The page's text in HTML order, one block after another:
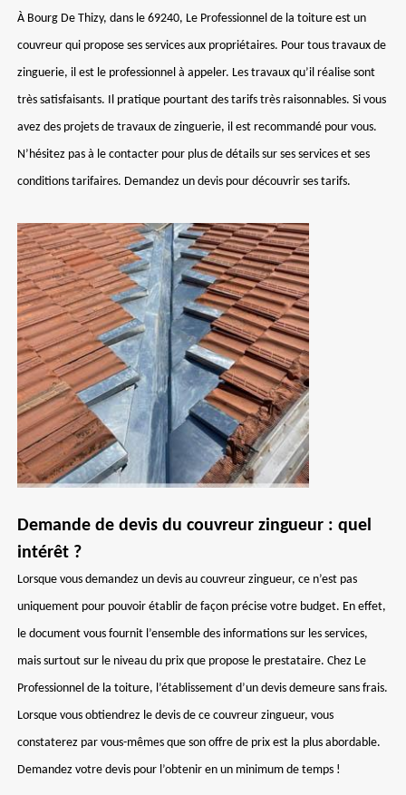
À Bourg De Thizy, dans le 69240, Le Professionnel de la toiture est un
couvreur qui propose ses services aux propriétaires. Pour tous travaux de
zinguerie, il est le professionnel à appeler. Les travaux qu’il réalise sont
très satisfaisants. Il pratique pourtant des tarifs très raisonnables. Si vous
avez des projets de travaux de zinguerie, il est recommandé pour vous.
N’hésitez pas à le contacter pour plus de détails sur ses services et ses
conditions tarifaires. Demandez un devis pour découvrir ses tarifs.
Demande de devis du couvreur zingueur : quel
intérêt ?
Lorsque vous demandez un devis au couvreur zingueur, ce n’est pas
uniquement pour pouvoir établir de façon précise votre budget. En effet,
le document vous fournit l’ensemble des informations sur les services,
mais surtout sur le niveau du prix que propose le prestataire. Chez Le
Professionnel de la toiture, l’établissement d’un devis demeure sans frais.
Lorsque vous obtiendrez le devis de ce couvreur zingueur, vous
constaterez par vous-mêmes que son offre de prix est la plus abordable.
Demandez votre devis pour l’obtenir en un minimum de temps !